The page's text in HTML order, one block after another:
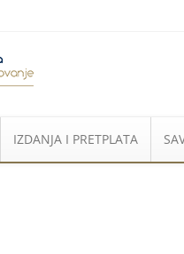
IZDANJA I PRETPLATA